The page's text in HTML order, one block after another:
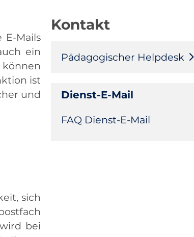
Mails
ein
ist
und
sich
bei
Kontakt
Pädagogischer Helpdesk
Dienst-E-Mail
Navigation
FAQ Dienst-E-Mail